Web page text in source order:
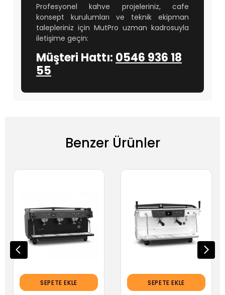
Profesyonel kahve projeleriniz, cafe
konsept kurulumları ve teknik ekipman
talepleriniz için MutPro uzman kadrosuyla
iletişime geçin:
Müşteri Hattı: 0546 936 18
55
Benzer Ürünler
SEPETE EKLE SEPETE EKLE